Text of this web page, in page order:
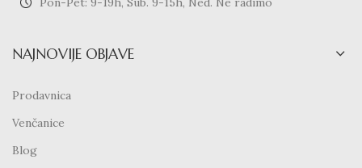
NAJNOVIJE OBJAVE
Prodavnica
Venčanice
Blog